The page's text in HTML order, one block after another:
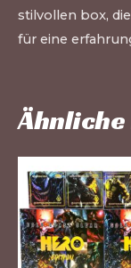
stilvollen box,
für eine